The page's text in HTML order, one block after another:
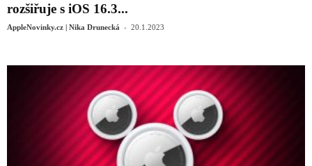
rozšiřuje s iOS 16.3...
AppleNovinky.cz | Nika Drunecká - 20.1.2023